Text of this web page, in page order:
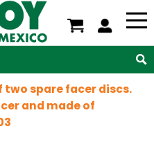
Productos Soporte
two spare facer discs.
and made of